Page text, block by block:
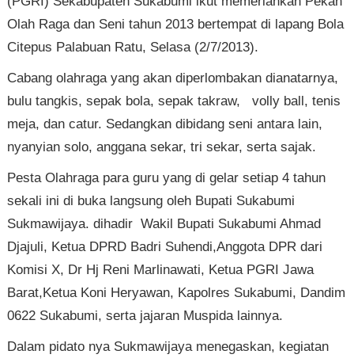
Olah Raga dan Seni tahun 2013 bertempat di lapang Bola
Citepus Palabuan Ratu, Selasa (2/7/2013).
Cabang olahraga yang akan diperlombakan dianatarnya,
bulu tangkis, sepak bola, sepak takraw, volly ball, tenis
meja, dan catur. Sedangkan dibidang seni antara lain,
nyanyian solo, anggana sekar, tri sekar, serta sajak.
Pesta Olahraga para guru yang di gelar setiap 4 tahun
sekali ini di buka langsung oleh Bupati Sukabumi
Sukmawijaya. dihadir Wakil Bupati Sukabumi Ahmad
Djajuli, Ketua DPRD Badri Suhendi,Anggota DPR dari
Komisi X, Dr Hj Reni Marlinawati, Ketua PGRI Jawa
Barat,Ketua Koni Heryawan, Kapolres Sukabumi, Dandim
0622 Sukabumi, serta jajaran Muspida lainnya.
Dalam pidato nya Sukmawijaya menegaskan, kegiatan